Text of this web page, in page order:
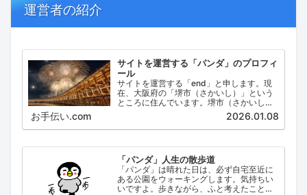
運営者の紹介
サイトを運営する「パンダ」のプロフィ
ール
サイトを運営する「end」と申します。現
在、大阪府の「堺市（さかいし）」という
ところに住んでいます。堺市（さかいし）
は、大阪府の泉北地域にある政令指定都市
で、府内では大阪市に次いで人口が多い都
市です。
お手伝い.com 2026.01.08
「パンダ」人生の散歩道
「パンダ」は晴れた日は、必ず自宅至近に
ある公園をウォーキングします。気持ちい
いですよ。歩きながら、ふと考えたこと。